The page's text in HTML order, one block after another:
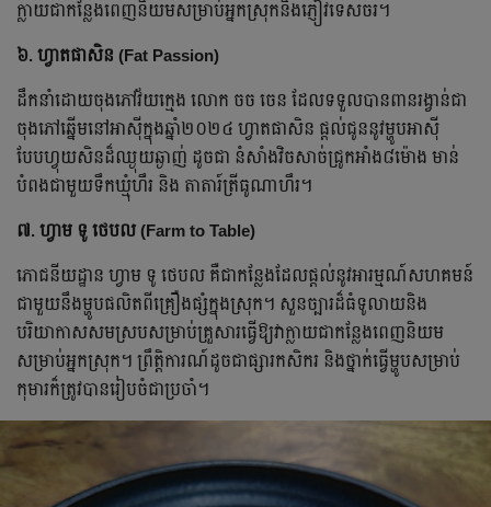
ក្លាយជាកន្លែងពេញនិយមសម្រាប់អ្នកស្រុកនិងភ្ញៀវទេសចរ។
៦. ហ្វាតផាសិន (Fat Passion)
ដឹកនាំដោយចុងភៅវ័យក្មេង លោក ចច ចេន ដែលទទួលបានពានរង្វាន់ជា
ចុងភៅឆ្នើមនៅអាស៊ីក្នុងឆ្នាំ២០២៤ ហ្វាតផាសិន ផ្តល់ជូននូវម្ហូបអាស៊ី
បែបហ្វុយសិនដ៏ឈ្ងុយឆ្ងាញ់ ដូចជា នំសាំងវិចសាច់ជ្រូកអាំង៨ម៉ោង មាន់
បំពងជាមួយទឹកឃ្មុំហឹរ និង តាតារ៍ត្រីធូណាហឹរ។
៧. ហ្វាម ទូ ថេបល (Farm to Table)
ភោជនីយដ្ឋាន ហ្វាម ទូ ថេបល គឺជាកន្លែងដែលផ្តល់នូវអារម្មណ៍សហគមន៍
ជាមួយនឹងម្ហូបផលិតពីគ្រឿងផ្សំក្នុងស្រុក។ សួនច្បារដ៏ធំទូលាយនិង
បរិយាកាសសមស្របសម្រាប់គ្រួសារធ្វើឱ្យវាក្លាយជាកន្លែងពេញនិយម
សម្រាប់អ្នកស្រុក។ ព្រឹត្តិការណ៍ដូចជាផ្សារកសិករ និងថ្នាក់ធ្វើម្ហូបសម្រាប់
កុមារក៏ត្រូវបានរៀបចំជាប្រចាំ។